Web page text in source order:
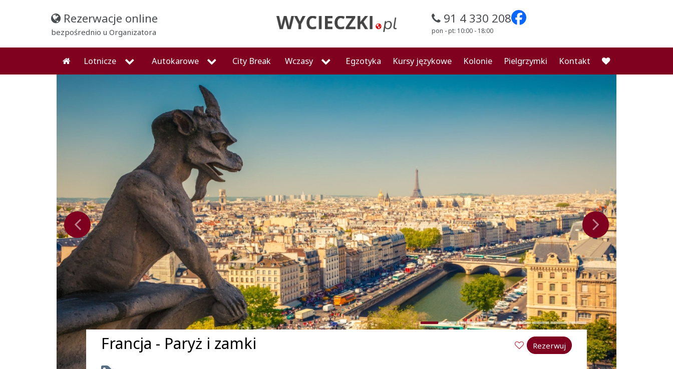
Rezerwacje online
bezpośrednio u Organizatora
91 4 330 208
pon - pt: 10:00 - 18:00
Lotnicze Autokarowe City Break Wczasy Egzotyka Kursy językowe Kolonie Pielgrzymki Kontakt
Francja - Paryż i zamki Rezerwuj